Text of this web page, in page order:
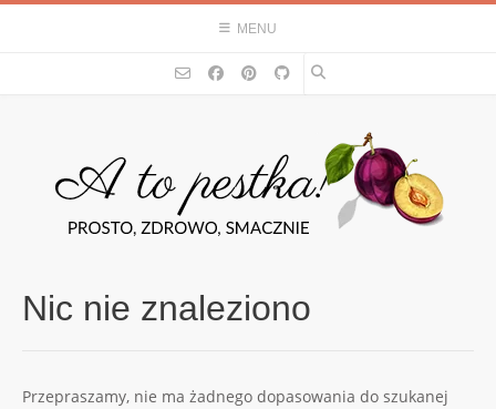
Skip
MENU
Nic nie znaleziono
Przepraszamy, nie ma żadnego dopasowania do szukanej